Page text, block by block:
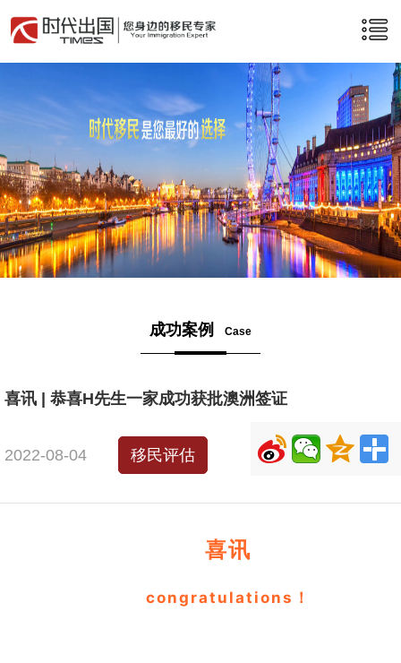
成功案例 Case
喜讯 | 恭喜H先生一家成功获批澳洲签证
2022-08-04 移民评估
喜讯
congratulations！